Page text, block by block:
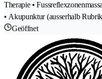
Therapie •
• Akupunktur (ausserhalb
Geöffnet